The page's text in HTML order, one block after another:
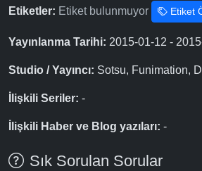
Etiketler: Etiket bulunmuyor Etiket
Yayınlanma Tarihi: 2015-01-12 -
Studio / Yayıncı: Sotsu, Funimation,
İlişkili Seriler: -
İlişkili Haber ve Blog yazıları: -
Sık Sorulan Sorular